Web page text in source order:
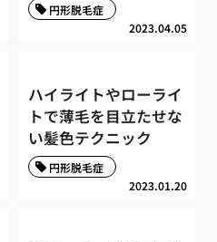
2023.04.05
円形脱毛症
ハイライトやローライ
トで薄毛を目立たせな
い髪色テクニック
2023.01.20
円形脱毛症